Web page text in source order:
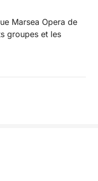
Marsea Opera de
groupes et les
Spargi, avec
(selon la météo